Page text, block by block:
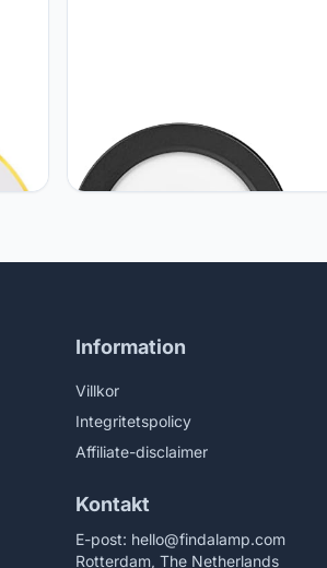
GSYFDZSWZX Fengyan
Landschapsverlichting LED
Spotverlichting LED Downlight 5W
Information
Villkor
Integritetspolicy
Affiliate-disclaimer
Kontakt
E-post: hello@findalamp.com
Rotterdam, The Netherlands